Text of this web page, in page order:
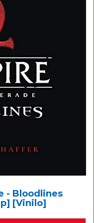
- Bloodlines
[Vinilo]